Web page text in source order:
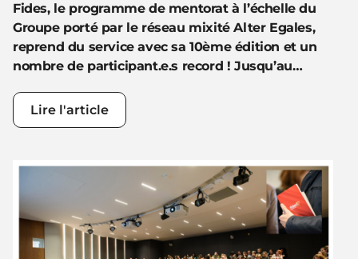
Fides, le programme de mentorat à l’échelle du
Groupe porté par le réseau mixité Alter Egales,
reprend du service avec sa 10ème édition et un
nombre de participant.e.s record ! Jusqu’au…
Lire l'article